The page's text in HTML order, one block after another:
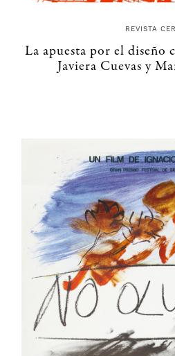
REVISTA
La apuesta por el diseño
Javiera Cuevas y